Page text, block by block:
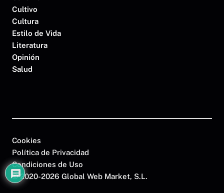
Cultivo
Cultura
Estilo de Vida
Literatura
Opinión
Salud
©2020-2026 Global Web Market, S.L.
Cookies
Política de Privacidad
Condiciones de Uso